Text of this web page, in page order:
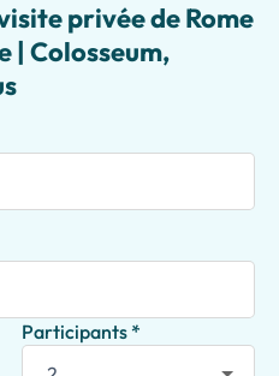
privée de Rome
| Colosseum,
Participants *